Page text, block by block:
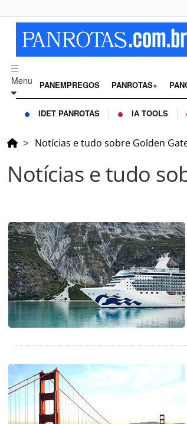
Menu PANEMPREGOS PANROTAS+
IDET PANROTAS IA TOOLS
Notícias e tudo sobre Golden
Notícias e tudo